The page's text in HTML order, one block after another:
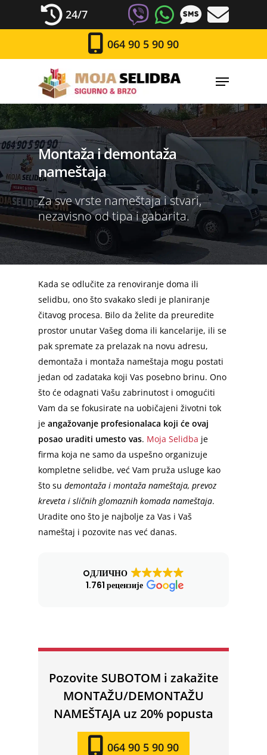
24/7
064 90 5 90 90
Montaža i demontaža
nameštaja
Za sve vrste nameštaja i stvari,
nezavisno od tipa i gabarita.
Kada se odlučite za renoviranje doma ili
selidbu, ono što svakako sledi je planiranje
čitavog procesa. Bilo da želite da preuredite
prostor unutar Vašeg doma ili kancelarije, ili se
pak spremate za prelazak na novu adresu,
demontaža i montaža nameštaja mogu postati
jedan od zadataka koji Vas posebno brinu. Ono
što će odagnati Vašu zabrinutost i omogućiti
Vam da se fokusirate na uobičajeni životni tok
jeangažovanje profesionalaca koji će ovaj
posao uraditi umesto vas. Moja Selidba je
firma koja ne samo da uspešno organizuje
kompletne selidbe, već Vam pruža usluge kao
što sudemontaža i montaža nameštaja, prevoz
kreveta i sličnih glomaznih komada nameštaja.
Uradite ono što je najbolje za Vas i Vaš
nameštaj i pozovite nas već danas.
OДЛИЧНО
1.761 рецензије
Pozovite SUBOTOM i zakažite
MONTAŽU/DEMONTAŽU
NAMEŠTAJA uz 20% popusta
064 90 5 90 90